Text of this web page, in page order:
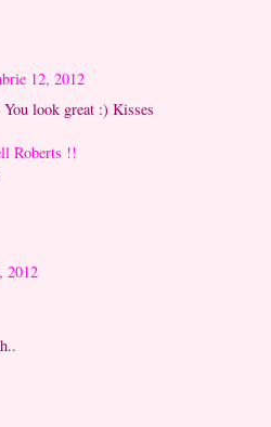
12, 2012
look great :) Kisses
Roberts !!
2012